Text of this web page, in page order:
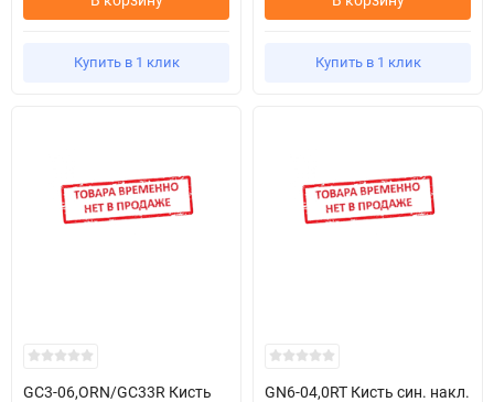
Купить в 1 клик Купить в 1 клик
GC3-06,ORN/GC33R Кисть
GN6-04,0RT Кисть син. накл.